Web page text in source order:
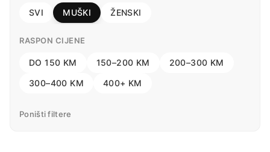
SVI MUŠKI ŽENSKI
RASPON CIJENE
DO 150 KM 150–200 KM
200–300 KM
300–400 KM
400+ KM
Poništi filtere